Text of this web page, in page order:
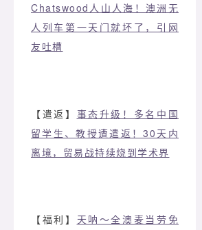
Chatswood人山人海！澳洲无
人列车第一天门就坏了，引网
友吐槽
【遣返】 事态升级！多名中国
留学生、教授遭遣返！30天内
离境，贸易战持续烧到学术界
【福利】 天呐～全澳麦当劳免